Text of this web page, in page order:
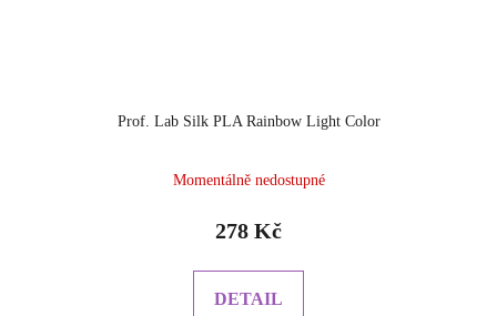
Prof. Lab Silk PLA Rainbow Light Color
Momentálně nedostupné
278 Kč
DETAIL